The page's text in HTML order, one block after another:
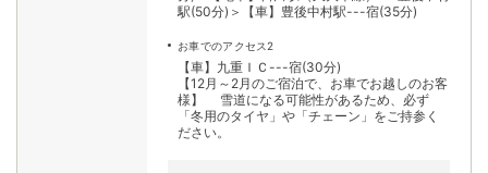
駅(50分)＞【車】豊後中村駅---宿(35分)
お車でのアクセス2
【車】九重ＩＣ---宿(30分)
【12月～2月のご宿泊で、お車でお越しのお客
様】 雪道になる可能性があるため、必ず
「冬用のタイヤ」や「チェーン」をご持参く
ださい。